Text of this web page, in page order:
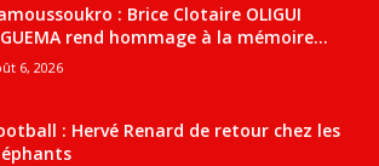
: Brice Clotaire OLIGUI
rend hommage à la mémoire...
6, 2026
: Hervé Renard de retour chez les